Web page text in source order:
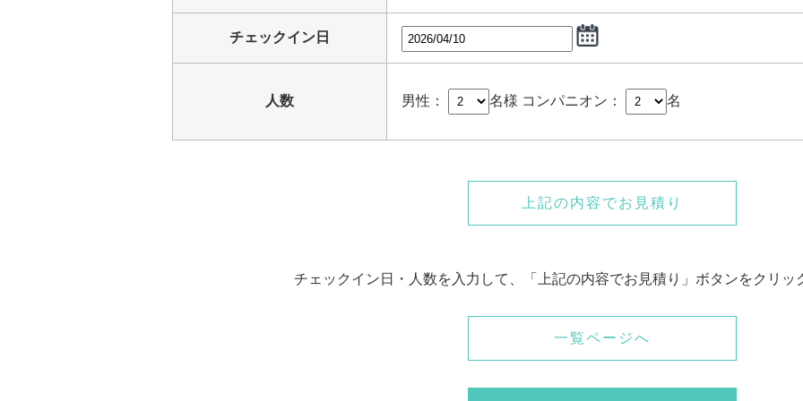
チェックイン日
人数 男性： 名様 コンパニオン： 名
上記の内容でお見積り
チェックイン日・人数を入力して、「上記の内容でお見積り」ボタンをクリッ
一覧ページへ